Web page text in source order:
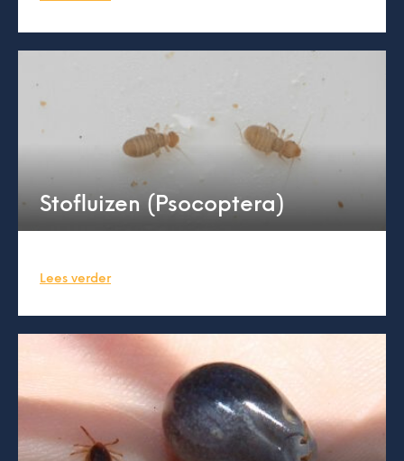
Stofluizen (Psocoptera)
Lees verder